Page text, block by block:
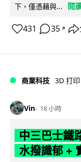
下，僅憑藉與...
閱
431 35 ↗
商業科技 3D 打印
Vin 18 小時
中三巴士鐵
水撥識郁 +